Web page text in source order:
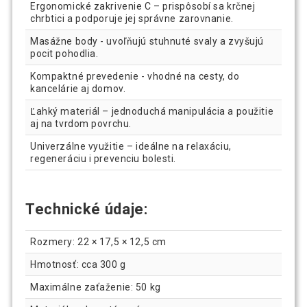
Ergonomické zakrivenie C – prispôsobí sa krčnej
chrbtici a podporuje jej správne zarovnanie.
Masážne body - uvoľňujú stuhnuté svaly a zvyšujú
pocit pohodlia.
Kompaktné prevedenie - vhodné na cesty, do
kancelárie aj domov.
Ľahký materiál – jednoduchá manipulácia a použitie
aj na tvrdom povrchu.
Univerzálne využitie – ideálne na relaxáciu,
regeneráciu i prevenciu bolesti.
Technické údaje:
Rozmery: 22 × 17,5 × 12,5 cm
Hmotnosť: cca 300 g
Maximálne zaťaženie: 50 kg